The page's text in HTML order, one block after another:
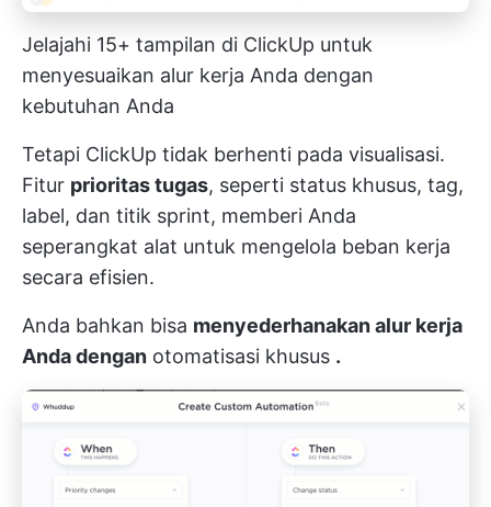
Jelajahi 15+ tampilan di ClickUp untuk
menyesuaikan alur kerja Anda dengan
kebutuhan Anda
Tetapi ClickUp tidak berhenti pada visualisasi.
Fitur prioritas tugas, seperti status khusus, tag,
label, dan titik sprint, memberi Anda
seperangkat alat untuk mengelola beban kerja
secara efisien.
Anda bahkan bisa menyederhanakan alur kerja
Anda dengan otomatisasi khusus .